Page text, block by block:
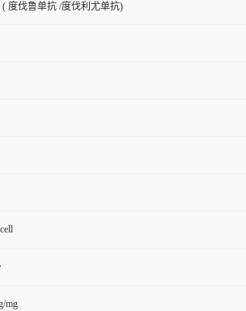
( 度伐鲁单抗 /度伐利尤单抗)
mg